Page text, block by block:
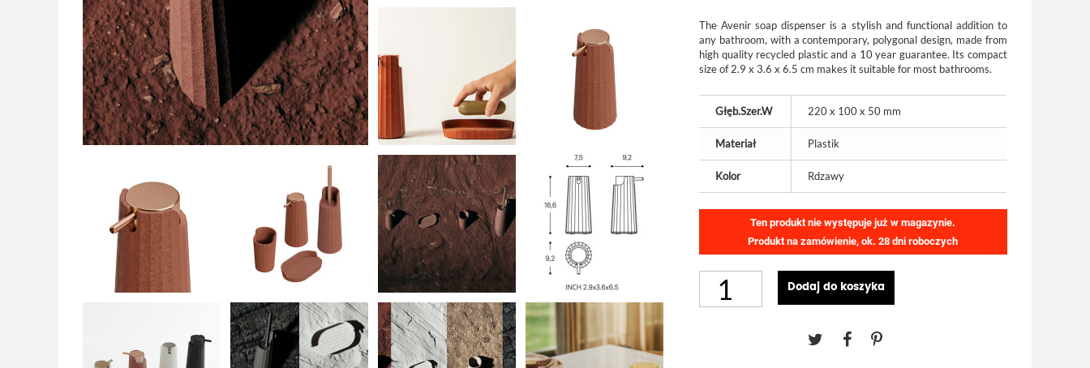
The Avenir soap dispenser is a stylish and functional addition to
any bathroom, with a contemporary, polygonal design, made from
high quality recycled plastic and a 10 year guarantee. Its compact
size of 2.9 x 3.6 x 6.5 cm makes it suitable for most bathrooms.
Głęb.Szer.W 220 x 100 x 50 mm
Materiał Plastik
Kolor Rdzawy
Ten produkt nie występuje już w magazynie.
Produkt na zamówienie, ok. 28 dni roboczych
Dodaj do koszyka